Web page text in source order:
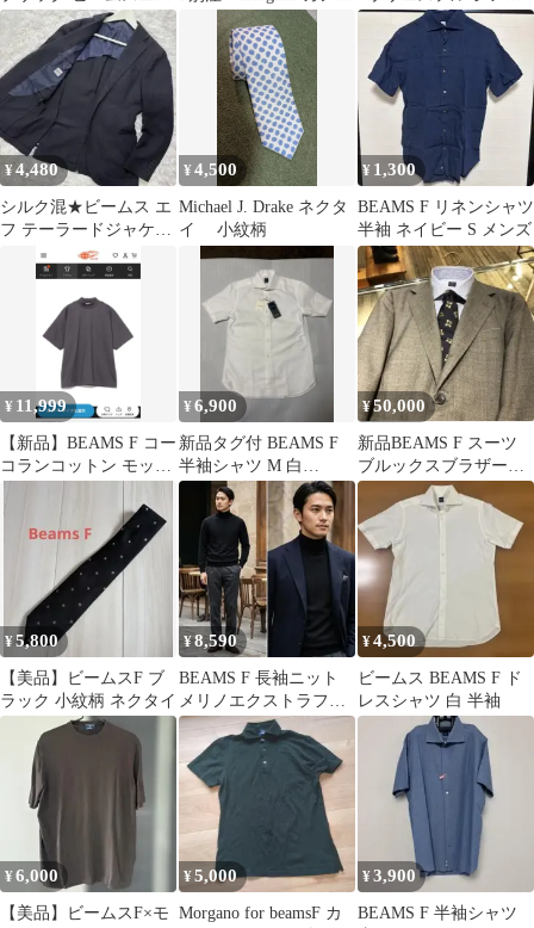
テーラードジャケット
＋おまけ
コ ポロシャツ Mサイ
ッカー ショーツ
¥4,480
シルク混★ビームス エ
フ テーラードジャケッ
ト 紺 ネイビー 春夏 モ
ヘヤ 背抜
¥4,500
Michael J. Drake ネクタ
イ 小紋柄
¥ 1,300
BEAMS F リネンシャツ
半袖 ネイビー S メンズ
¥ 11,999
【新品】BEAMS F コー
コランコットン モック
ズ
¥6,900
新品タグ付 BEAMS F
半袖シャツ M 白
COOLMAX
¥50,000
新品BEAMS F スーツ
ブルックスブラザー
ズ ネクタイ セット
¥5,800
【美品】ビームスF ブ
ラック 小紋柄 ネクタイ
¥8,590
BEAMS F 長袖ニット
メリノエクストラファ
イン ウール イタリア
ブラック
¥4,500
ビームス BEAMS F ド
レスシャツ 白 半袖
¥6,000
【美品】ビームスF×モ
¥5,000
Morgano for beamsF カ
¥3,900
BEAMS F 半袖シャツ